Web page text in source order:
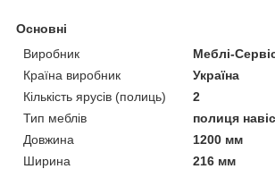
Основні
Виробник
Меблі-
Країна виробник
Україна
Кількість ярусів (полиць)
2
Тип меблів
полиця
Довжина
1200 мм
Ширина
216 мм